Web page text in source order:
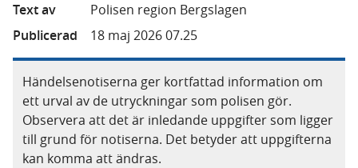
Text av
Polisen region Bergslagen
Publicerad
18 maj 2026 07.25
Händelsenotiserna ger kortfattad information om
ett urval av de utryckningar som polisen gör.
Observera att det är inledande uppgifter som ligger
till grund för notiserna. Det betyder att uppgifterna
kan komma att ändras.